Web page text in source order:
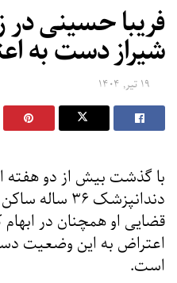
فریبا حسینی در
شیراز دست به
۱۹ تیر, ۱۴۰۴
با گذشت بیش از دو هفته
دندانپزشک ۳۶ ساله ساکن
قضایی او همچنان در
اعتراض به این وضعیت
است.